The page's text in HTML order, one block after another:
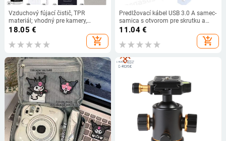
Vzduchový fújací čistič, TPR
materiál; vhodný pre kamery,
počítače, notebooky a sukulentné
18.05 €
add_shopping_cart
Predlžovací kábel USB 3.0 A samec-
samica s otvorom pre skrutku a
ušami, ktoré sa dajú upevniť, 0,3
11.04€
add_shopping_cart